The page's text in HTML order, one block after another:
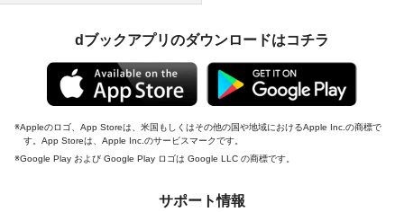
dブックアプリのダウンロードはコチラ
Appleのロゴ、App Storeは、米国もしくはその他の国や地域におけるApple Inc.の商標で
す。App Storeは、Apple Inc.のサービスマークです。
Google Play および Google Play ロゴは Google LLC の商標です。
サポート情報